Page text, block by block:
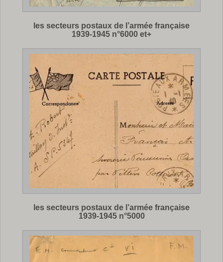
les secteurs postaux de l’armée française
1939-1945 n°6000 et+
les secteurs postaux de l’armée française
1939-1945 n°5000